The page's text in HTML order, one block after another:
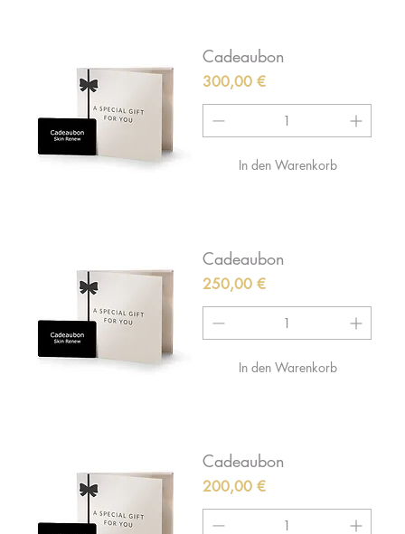
Cadeaubon
Preis
300,00 €
In den Warenkorb
Cadeaubon
Preis
250,00 €
In den Warenkorb
Cadeaubon
Preis
200,00 €